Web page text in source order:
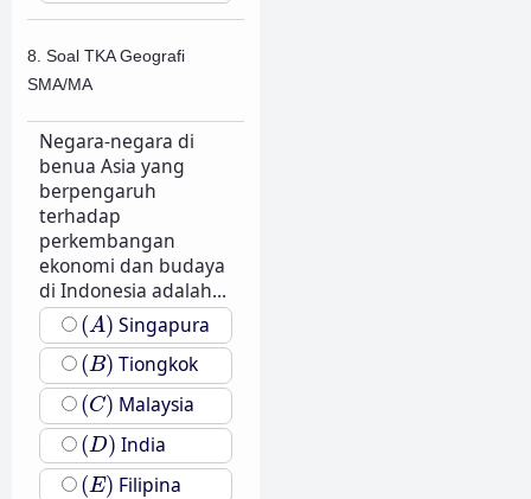
8. Soal TKA Geografi
SMA/MA
Negara-negara di
benua Asia yang
berpengaruh
terhadap
perkembangan
ekonomi dan budaya
di Indonesia adalah...
(A)
(A) Singapura
(B)
(B) Tiongkok
(C)
(C) Malaysia
(D)
(D) India
(E)
(E) Filipina